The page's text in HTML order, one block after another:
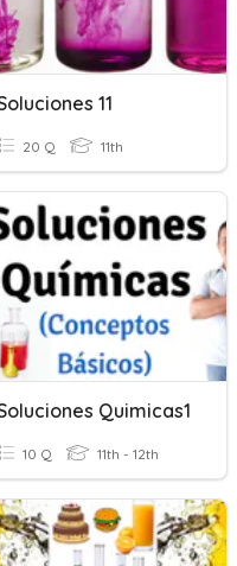
11
20 Q 11th
Quimicas1
10 Q 11th - 12th